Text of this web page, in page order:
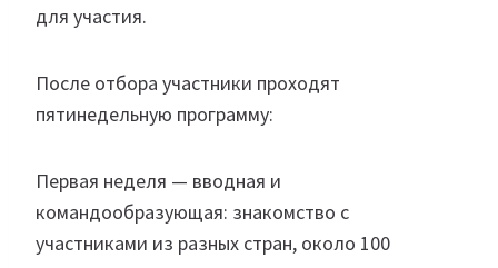
для участия.
После отбора участники проходят
пятинедельную программу:
Первая неделя — вводная и
командообразующая: знакомство с
участниками из разных стран, около 100